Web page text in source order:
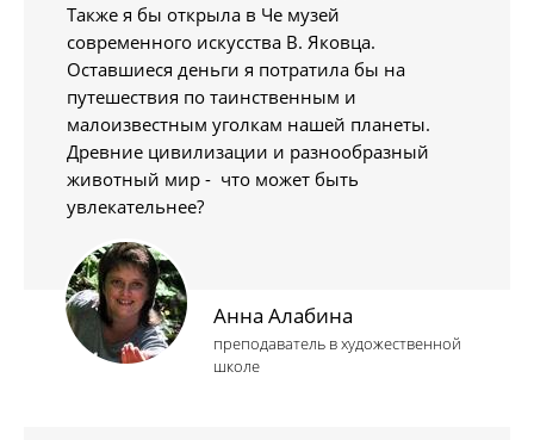
Также я бы открыла в Че музей
современного искусства В. Яковца.
Оставшиеся деньги я потратила бы на
путешествия по таинственным и
малоизвестным уголкам нашей планеты.
Древние цивилизации и разнообразный
животный мир - что может быть
увлекательнее?
Анна Алабина
преподаватель в художественной
школе